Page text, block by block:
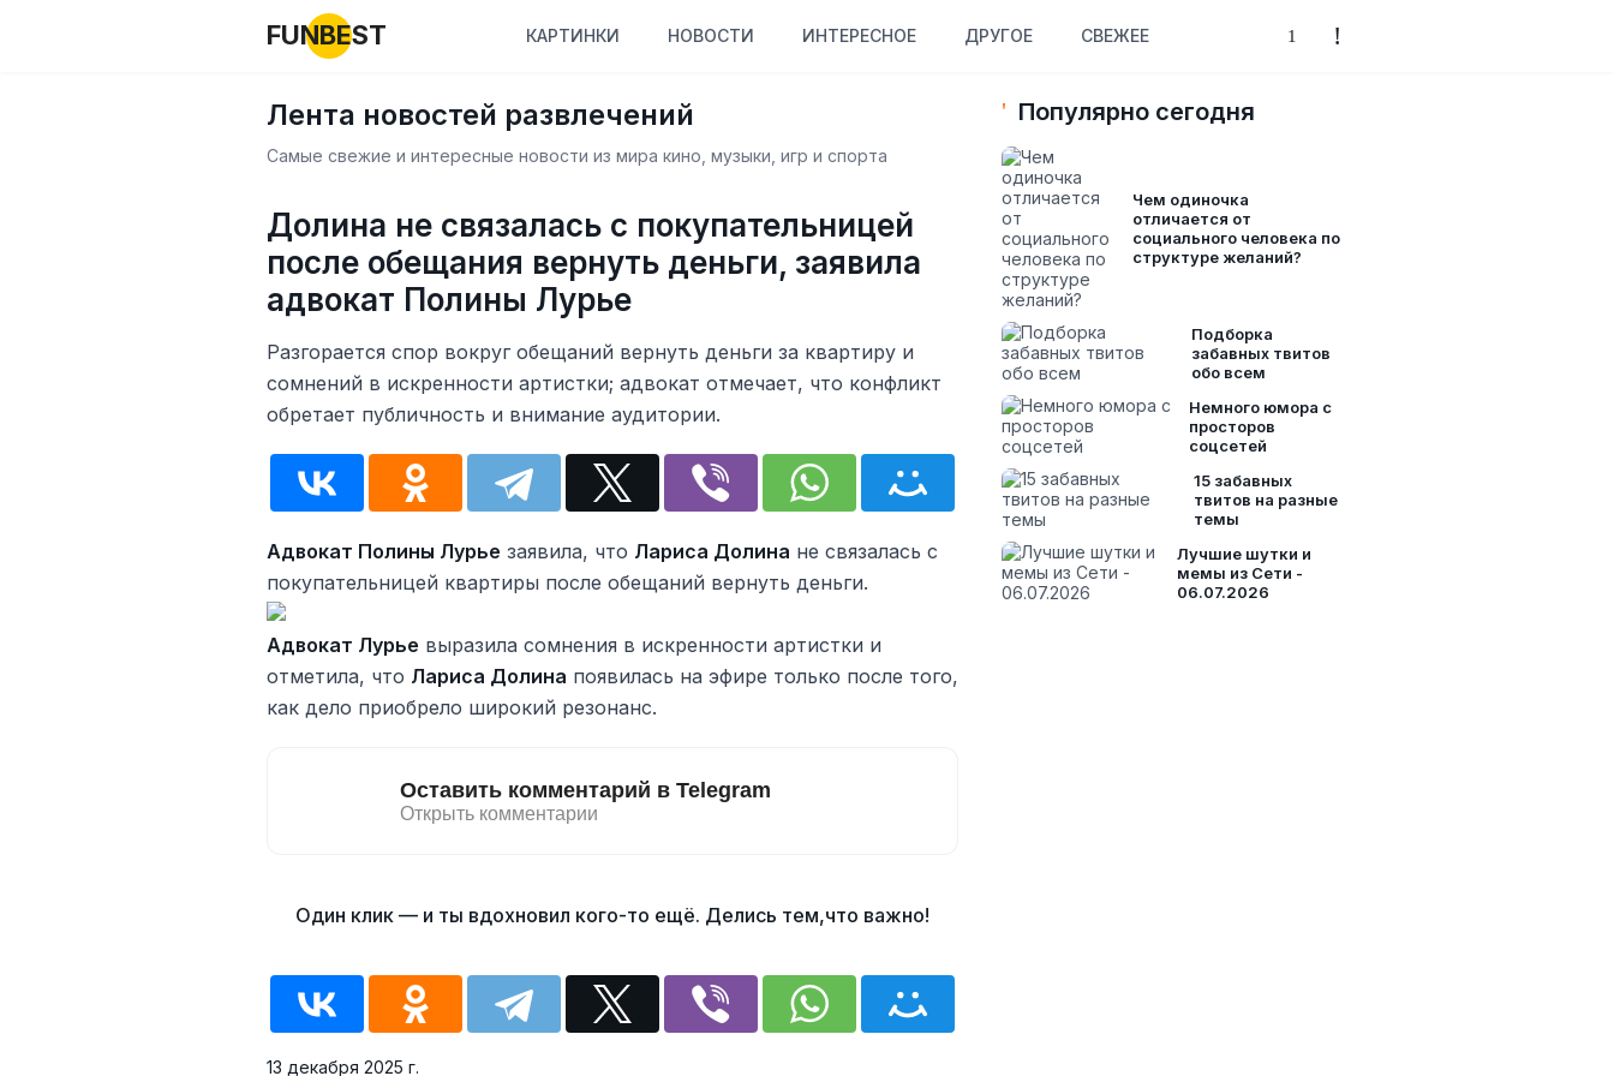
FUNBEST КАРТИНКИ НОВОСТИ ИНТЕРЕСНОЕ ДРУГОЕ СВЕЖЕЕ
Лента новостей развлечений
Самые свежие и интересные новости из мира кино, музыки, игр и спорта
Долина не связалась с покупательницей
после обещания вернуть деньги, заявила
адвокат Полины Лурье
Разгорается спор вокруг обещаний вернуть деньги за квартиру и
сомнений в искренности артистки; адвокат отмечает, что конфликт
обретает публичность и внимание аудитории.
Адвокат Полины Лурье заявила, что Лариса Долина не связалась с
покупательницей квартиры после обещаний вернуть деньги.
Адвокат Лурье выразила сомнения в искренности артистки и
отметила, что Лариса Долина появилась на эфире только после того,
как дело приобрело широкий резонанс.
13 декабря 2025 г.
Популярно сегодня
Чем одиночка
отличается от
социального человека по
структуре желаний?
Подборка
забавных твитов
обо всем
Немного юмора с
просторов
соцсетей
15 забавных
твитов на разные
темы
Лучшие шутки и
мемы из Сети -
06.07.2026